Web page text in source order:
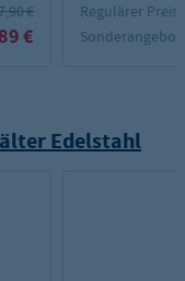
€
€
Regulärer Preis:
Sonderangebot:
Edelstahl